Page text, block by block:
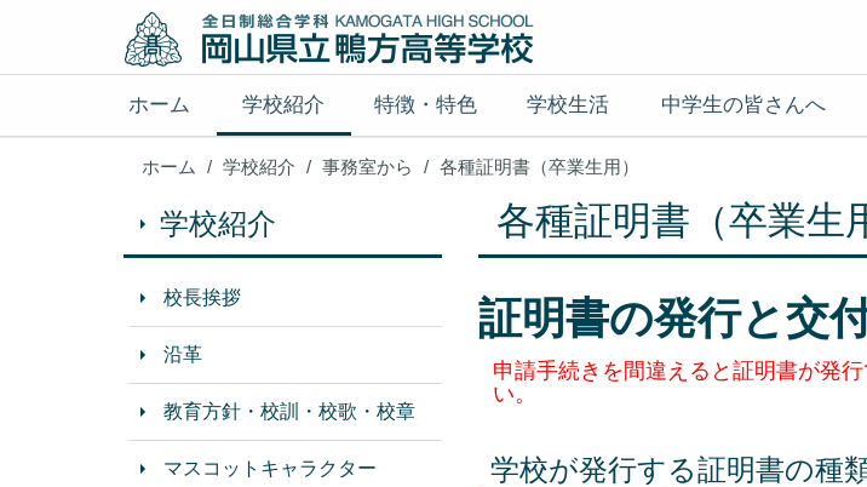
ホーム 学校紹介 特徴・特色 学校生活 中学生の皆さんへ
ホーム 学校紹介 事務室から 各種証明書（卒業生用）
各種証明書（卒業生
証明書の発行と交
申請手続きを間違えると証明書が発
い。
学校が発行する証明書の種
学校紹介
校長挨拶
沿革
教育方針・校訓・校歌・校章
マスコットキャラクター